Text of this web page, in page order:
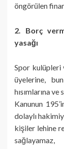
öngörülen
2. Borç
yasağı
Spor kulüpleri
üyelerine,
hısımlarına
Kanunun
dolaylı
kişiler lehine